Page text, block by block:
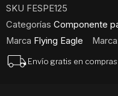
88A
cantidad
SKU FESPE125
Categorías Componente
Marca Flying Eagle
Envío gratis en